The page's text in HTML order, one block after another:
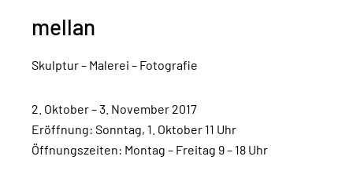
mellan
Skulptur – Malerei – Fotografie
2. Oktober – 3. November 2017
Eröffnung: Sonntag, 1. Oktober 11 Uhr
Öffnungszeiten: Montag – Freitag 9 – 18 Uhr